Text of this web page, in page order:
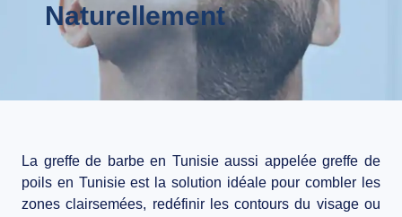
INTERVENTIONS
Naturellement
La greffe de barbe en Tunisieaussi appeléegreffe de
poils en Tunisieest la solution idéale pour combler les
zones clairsemées, redéfinir les contours du visage ou